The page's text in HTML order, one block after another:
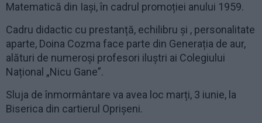
Matematică din Iași, în cadrul promoției anului 1959.
Cadru didactic cu prestanță, echilibru și , personalitate
aparte, Doina Cozma face parte din Generația de aur,
alături de numeroși profesori iluștri ai Colegiului
Național „Nicu Gane”.
Sluja de înmormântare va avea loc marți, 3 iunie, la
Biserica din cartierul Oprișeni.